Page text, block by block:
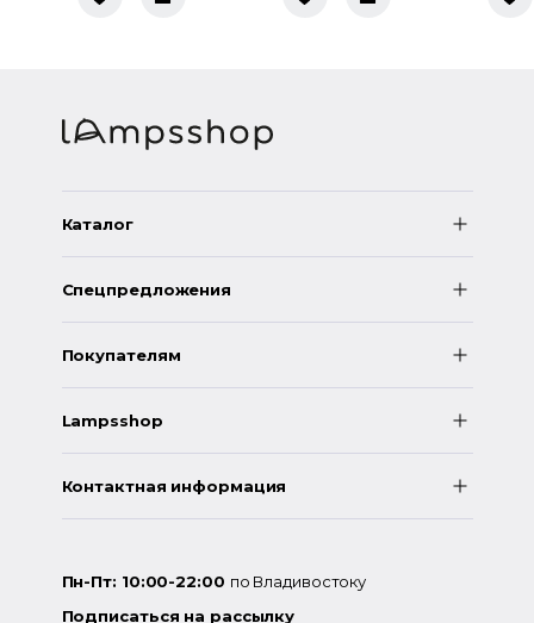
Каталог
Спецпредложения
Покупателям
Lampsshop
Контактная информация
Пн-Пт: 10:00-22:00 по Владивостоку
Подписаться на рассылку